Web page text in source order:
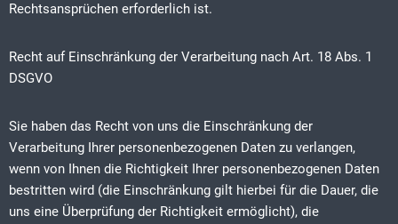
Rechtsansprüchen erforderlich ist.
Recht auf Einschränkung der Verarbeitung nach Art. 18 Abs. 1
DSGVO
Sie haben das Recht von uns die Einschränkung der
Verarbeitung Ihrer personenbezogenen Daten zu verlangen,
wenn von Ihnen die Richtigkeit Ihrer personenbezogenen Daten
bestritten wird (die Einschränkung gilt hierbei für die Dauer, die
uns eine Überprüfung der Richtigkeit ermöglicht), die